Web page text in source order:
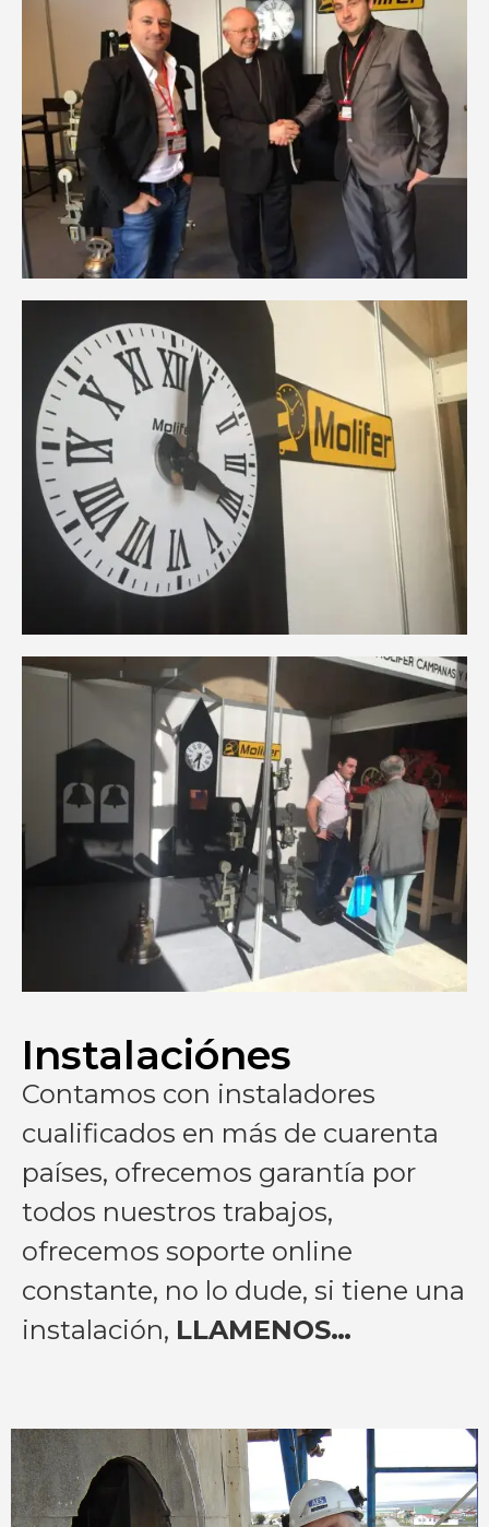
Instalaciónes
Contamos con instaladores
cualificados en más de cuarenta
países, ofrecemos garantía por
todos nuestros trabajos,
ofrecemos soporte online
constante, no lo dude, si tiene una
instalación, LLAMENOS…